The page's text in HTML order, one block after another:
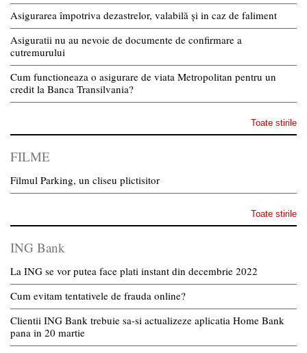
Asigurarea împotriva dezastrelor, valabilă și in caz de faliment
Asiguratii nu au nevoie de documente de confirmare a
cutremurului
Cum functioneaza o asigurare de viata Metropolitan pentru un
credit la Banca Transilvania?
Toate stirile
FILME
Filmul Parking, un cliseu plictisitor
Toate stirile
ING Bank
La ING se vor putea face plati instant din decembrie 2022
Cum evitam tentativele de frauda online?
Clientii ING Bank trebuie sa-si actualizeze aplicatia Home Bank
pana in 20 martie